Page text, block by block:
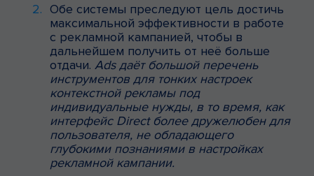
Обе системы преследуют цель достичь
максимальной эффективности в работе
с рекламной кампанией, чтобы в
дальнейшем получить от неё больше
отдачи. Ads даёт большой перечень
инструментов для тонких настроек
контекстной рекламы под
индивидуальные нужды, в то время, как
интерфейс Direct более дружелюбен для
пользователя, не обладающего
глубокими познаниями в настройках
рекламной кампании.